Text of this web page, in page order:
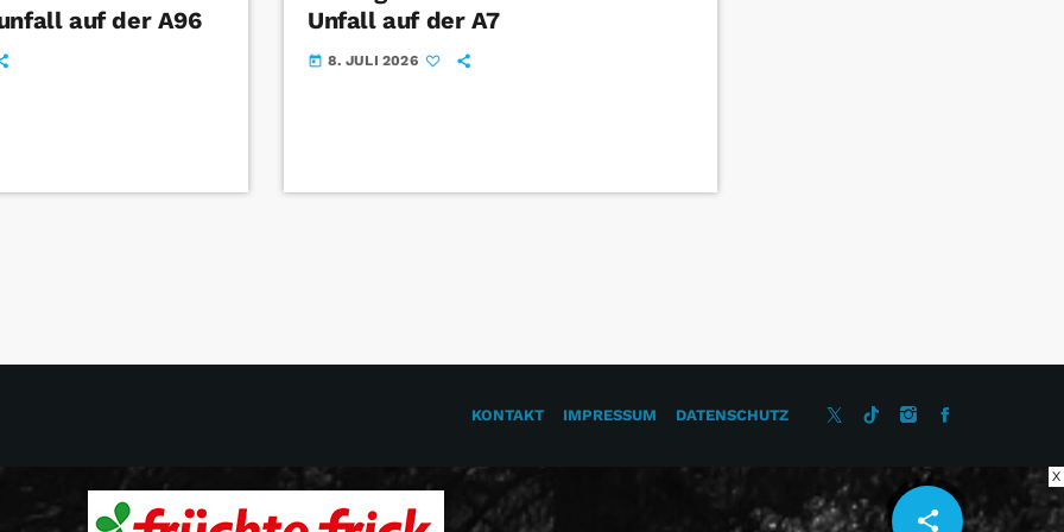
share
email
auf der A96
Unfall auf der A7
today 8. JULI 2026
KONTAKT IMPRESSUM DATENSCHUTZ
X